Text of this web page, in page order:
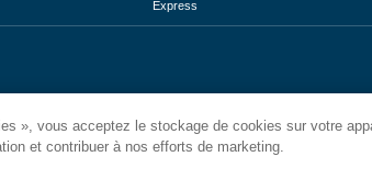
Nederland
», vous acceptez le stockage de cookies sur votre
et contribuer à nos efforts de marketing.